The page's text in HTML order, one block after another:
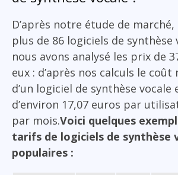
D’après notre étude de
plus de 86 logiciels de synthèse
nous avons analysé les prix de
eux : d’après nos calculs le coût
d’un logiciel de synthèse vocale
d’environ 17,07 euros par
par mois.Voici quelques
tarifs de logiciels de synthèse
populaires :